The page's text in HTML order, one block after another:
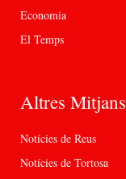
Economia
El Temps
Altres Mitjans
Notícies de Reus
Notícies de Tortosa